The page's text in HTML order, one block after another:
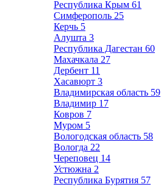
Республика Крым 61
Симферополь 25
Керчь 5
Алушта 3
Республика Дагестан 60
Махачкала 27
Дербент 11
Хасавюрт 3
Владимирская область 59
Владимир 17
Ковров 7
Муром 5
Вологодская область 58
Вологда 22
Череповец 14
Устюжна 2
Республика Бурятия 57